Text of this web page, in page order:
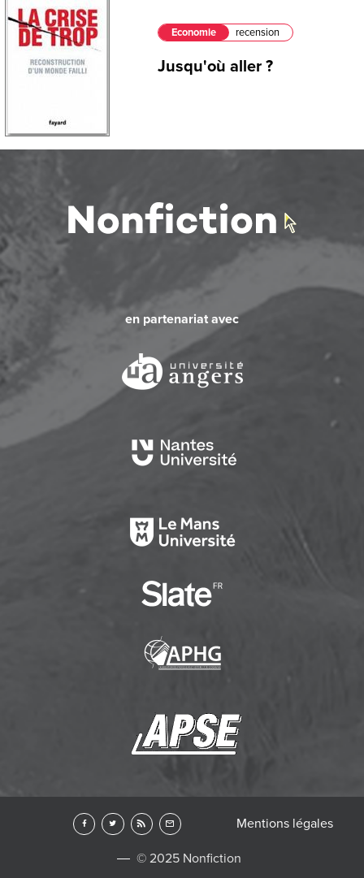
Economie recension
Jusqu'où aller ?
en partenariat avec
© 2025 Nonfiction
Mentions légales